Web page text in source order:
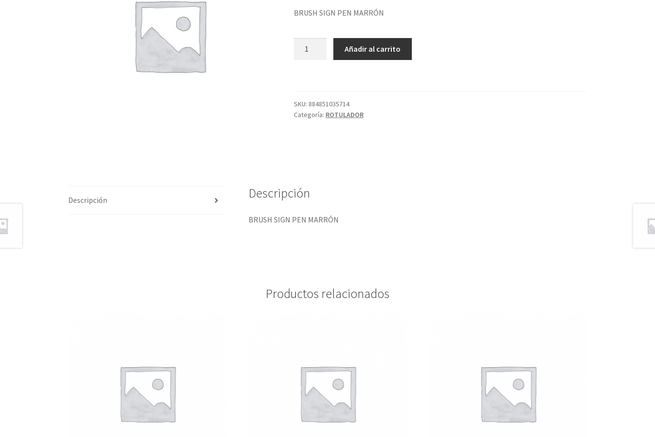
BRUSH SIGN PEN MARRÓN
Añadir al carrito
SKU: 884851035714
Categoría: ROTULADOR
Descripción Descripción
BRUSH SIGN PEN MARRÓN
Productos relacionados